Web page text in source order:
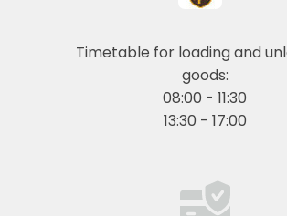
Timetable for loading and
goods:
08:00 - 11:30
13:30 - 17:00